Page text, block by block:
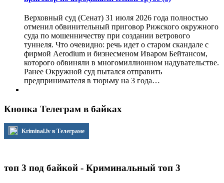
Верховный суд (Сенат) 31 июля 2026 года полностью
отменил обвинительный приговор Рижского окружного
суда по мошенничеству при создании ветрового
туннеля. Что очевидно: речь идет о старом скандале с
фирмой Aerodium и бизнесменом Иваром Бейтансом,
которого обвиняли в многомиллионном надувательстве.
Ранее Окружной суд пытался отправить
предпринимателя в тюрьму на 3 года…
Кнопка Телеграм в байках
Kriminal.lv в Телеграме
топ 3 под байкой - Криминальный топ 3